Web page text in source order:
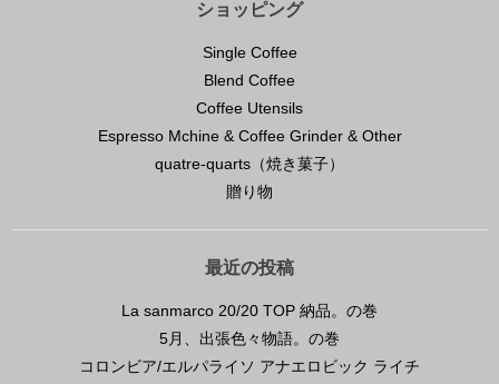
ショッピング
Single Coffee
Blend Coffee
Coffee Utensils
Espresso Mchine & Coffee Grinder & Other
quatre-quarts（焼き菓子）
贈り物
最近の投稿
La sanmarco 20/20 TOP 納品。の巻
5月、出張色々物語。の巻
コロンビア/エルパライソ アナエロビック ライチ